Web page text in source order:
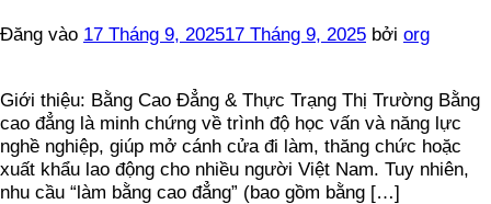
Đăng vào 17 Tháng 9, 202517 Tháng 9, 2025 bởi org
Giới thiệu: Bằng Cao Đẳng & Thực Trạng Thị Trường Bằng
cao đẳng là minh chứng về trình độ học vấn và năng lực
nghề nghiệp, giúp mở cánh cửa đi làm, thăng chức hoặc
xuất khẩu lao động cho nhiều người Việt Nam. Tuy nhiên,
nhu cầu “làm bằng cao đẳng” (bao gồm bằng […]